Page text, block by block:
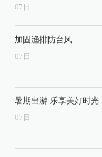
07 日
加固渔排防台风
07 日
暑期出游 乐享美好时光
07 日